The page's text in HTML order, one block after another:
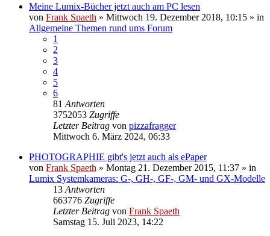
Meine Lumix-Bücher jetzt auch am PC lesen
von Frank Spaeth » Mittwoch 19. Dezember 2018, 10:15 » in
Allgemeine Themen rund ums Forum
1
2
3
4
5
6
81 Antworten
3752053 Zugriffe
Letzter Beitrag von pizzafragger
Mittwoch 6. März 2024, 06:33
PHOTOGRAPHIE gibt's jetzt auch als ePaper
von Frank Spaeth » Montag 21. Dezember 2015, 11:37 » in
Lumix Systemkameras: G-, GH-, GF-, GM- und GX-Modelle
13 Antworten
663776 Zugriffe
Letzter Beitrag von Frank Spaeth
Samstag 15. Juli 2023, 14:22